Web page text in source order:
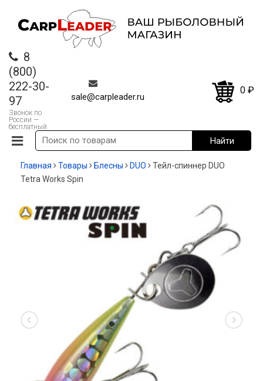
8
(800)
222-30-
97
Звонок по
России —
бесплатный
sale@carpleader.ru
0 ₽
Главная Товары Блесны DUO
Тейл-спиннер DUO
Tetra Works Spin